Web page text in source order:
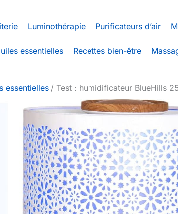
Luminothérapie Purificateurs d’air
essentielles Recettes bien-être
essentielles Test : humidificateur BlueHills